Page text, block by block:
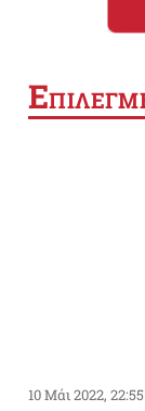
Ε
10 Μάι 2022, 22:55